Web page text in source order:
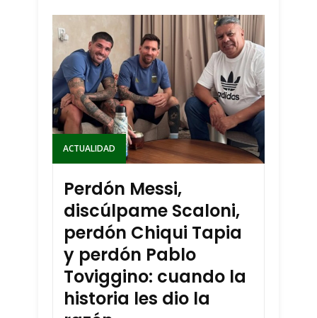
ACTUALIDAD
Perdón Messi,
discúlpame Scaloni,
perdón Chiqui Tapia
y perdón Pablo
Toviggino: cuando la
historia les dio la